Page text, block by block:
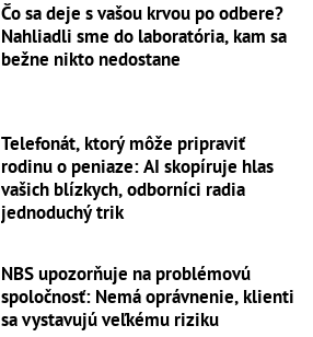
Čo sa deje s vašou krvou po odbere?
Nahliadli sme do laboratória, kam sa
bežne nikto nedostane
Telefonát, ktorý môže pripraviť
rodinu o peniaze: AI skopíruje hlas
vašich blízkych, odborníci radia
jednoduchý trik
NBS upozorňuje na problémovú
spoločnosť: Nemá oprávnenie, klienti
sa vystavujú veľkému riziku